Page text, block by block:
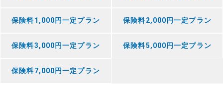
保険料1,000円一定プラン 保険料2,000円一定プラン
保険料3,000円一定プラン 保険料5,000円一定プラン
保険料7,000円一定プラン